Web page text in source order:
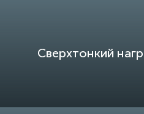
Сверхтонкий